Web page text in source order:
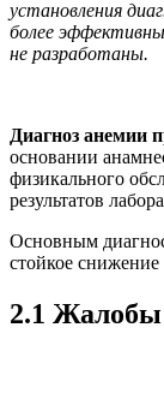
установления
более
не разработаны.
Диагноз анемии
основании
физикального
результатов
Основным
стойкое снижение
2.1 Жалобы